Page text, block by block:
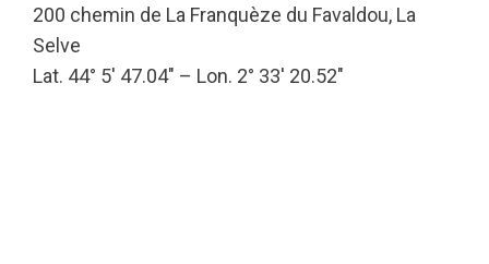
200 chemin de La Franquèze du Favaldou, La
Selve
Lat. 44° 5′ 47.04″ – Lon. 2° 33′ 20.52″